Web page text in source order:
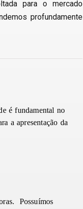
para o mercado
profundamente
é fundamental no
a apresentação da
Possuímos